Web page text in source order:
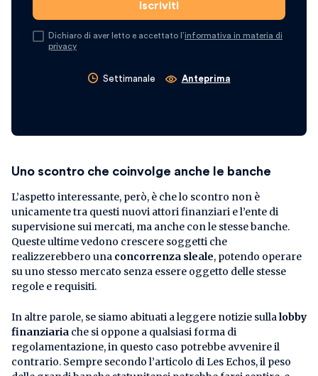
Dichiaro di aver letto e accettato l’informativa in materia di
privacy
Settimanale Anteprima
Uno scontro che coinvolge anche le banche
L’aspetto interessante, però, è che lo scontro non è
unicamente tra questi nuovi attori finanziari e l’ente di
supervisione sui mercati, ma anche con le stesse banche.
Queste ultime vedono crescere soggetti che
realizzerebbero una concorrenza sleale, potendo operare
su uno stesso mercato senza essere oggetto delle stesse
regole e requisiti.
In altre parole, se siamo abituati a leggere notizie sullalobby
finanziaria che si oppone a qualsiasi forma di
regolamentazione, in questo caso potrebbe avvenire il
contrario. Sempre secondo l’articolo di Les Echos, il peso